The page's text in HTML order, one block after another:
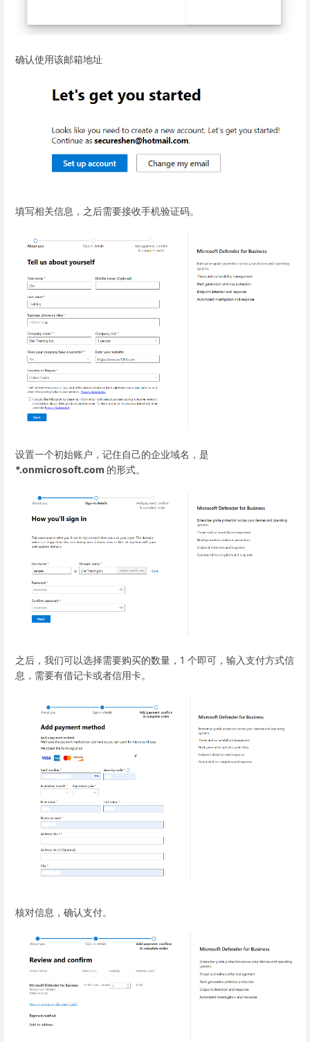
确认使用该邮箱地址
填写相关信息，之后需要接收手机验证码。
设置一个初始账户，记住自己的企业域名，是
*.onmicrosoft.com 的形式。
之后，我们可以选择需要购买的数量，1 个即可，输入支付方式信
息，需要有借记卡或者信用卡。
核对信息，确认支付。